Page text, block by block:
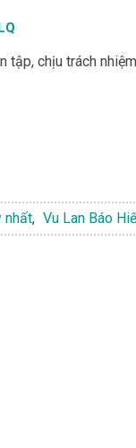
tập, chịu trách
nhất, Vu Lan Báo